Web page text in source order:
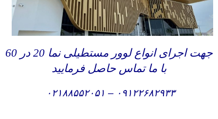
جهت اجرای انواع لوور مستطیلی نما 20 در 60
با ما تماس حاصل فرمایید
۰۹۱۲۲۶۸۲۹۳۳ – ۰۲۱۸۸۵۵۲۰۵۱